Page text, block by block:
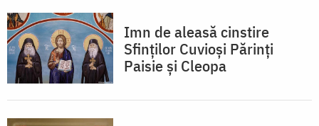
Imn de aleasă cinstire
Sfinților Cuvioși Părinți
Paisie și Cleopa